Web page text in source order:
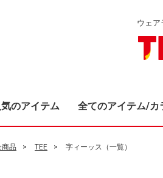
ウェ
気のアイテム 全てのアイテム/カ
商品 TEE 字ィーッス（一覧）